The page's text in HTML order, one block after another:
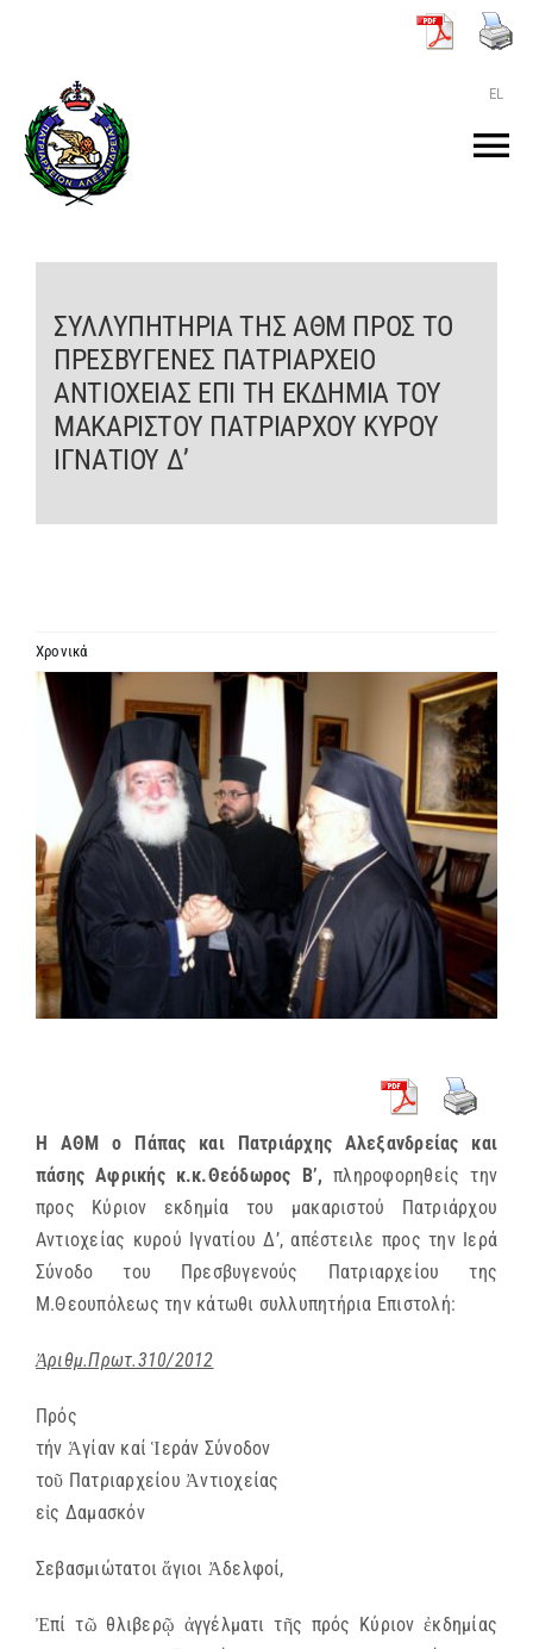
περιεχόμενο
EL
O ΠΑΤΡΙΑΡΧΗΣ
ΤΟ ΠΑΤΡΙΑΡΧΕΙΟ
KEIMENA
MEDIA
ΕΝΗΜΕΡΩΣΗ
ΣΥΝΔΕΣΕΙΣ
ΣΥΛΛΥΠΗΤΗΡΙΑ ΤΗΣ ΑΘΜ ΠΡΟΣ ΤΟ
ΠΡΕΣΒΥΓΕΝΕΣ ΠΑΤΡΙΑΡΧΕΙΟ
ΑΝΤΙΟΧΕΙΑΣ ΕΠΙ ΤΗ ΕΚΔΗΜΙΑ ΤΟΥ
ΜΑΚΑΡΙΣΤΟΥ ΠΑΤΡΙΑΡΧΟΥ ΚΥΡΟΥ
ΙΓΝΑΤΙΟΥ Δ’
Χρονικά
Προβολή
μεγαλύτερης
εικόνας
Η ΑΘΜ ο Πάπας και Πατριάρχης Αλεξανδρείας και
πάσης Αφρικής κ.κ.Θεόδωρος Β’, πληροφορηθείς την
προς Κύριον εκδημία του μακαριστού Πατριάρχου
Αντιοχείας κυρού Ιγνατίου Δ’, απέστειλε προς την Ιερά
Σύνοδο του Πρεσβυγενούς Πατριαρχείου της
Μ.Θεουπόλεως την κάτωθι συλλυπητήρια Επιστολή:
Ἀριθμ.Πρωτ.310/2012
Πρός
τήν Ἁγίαν καί Ἱεράν Σύνοδον
τοῦ Πατριαρχείου Ἀντιοχείας
εἰς Δαμασκόν
Σεβασμιώτατοι ἅγιοι Ἀδελφοί,
Ἐπί τῶ θλιβερῷ ἀγγέλματι τῆς πρός Κύριον ἐκδημίας